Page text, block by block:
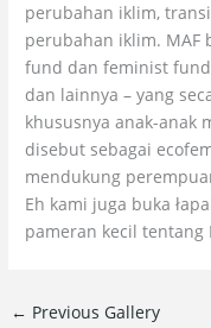
perubahan iklim,
perubahan iklim. MAF
fund dan feminist
dan lainnya – yang
khususnya anak-anak
disebut sebagai
mendukung
Eh kami juga buka
pameran kecil tentang
← Previous Gallery